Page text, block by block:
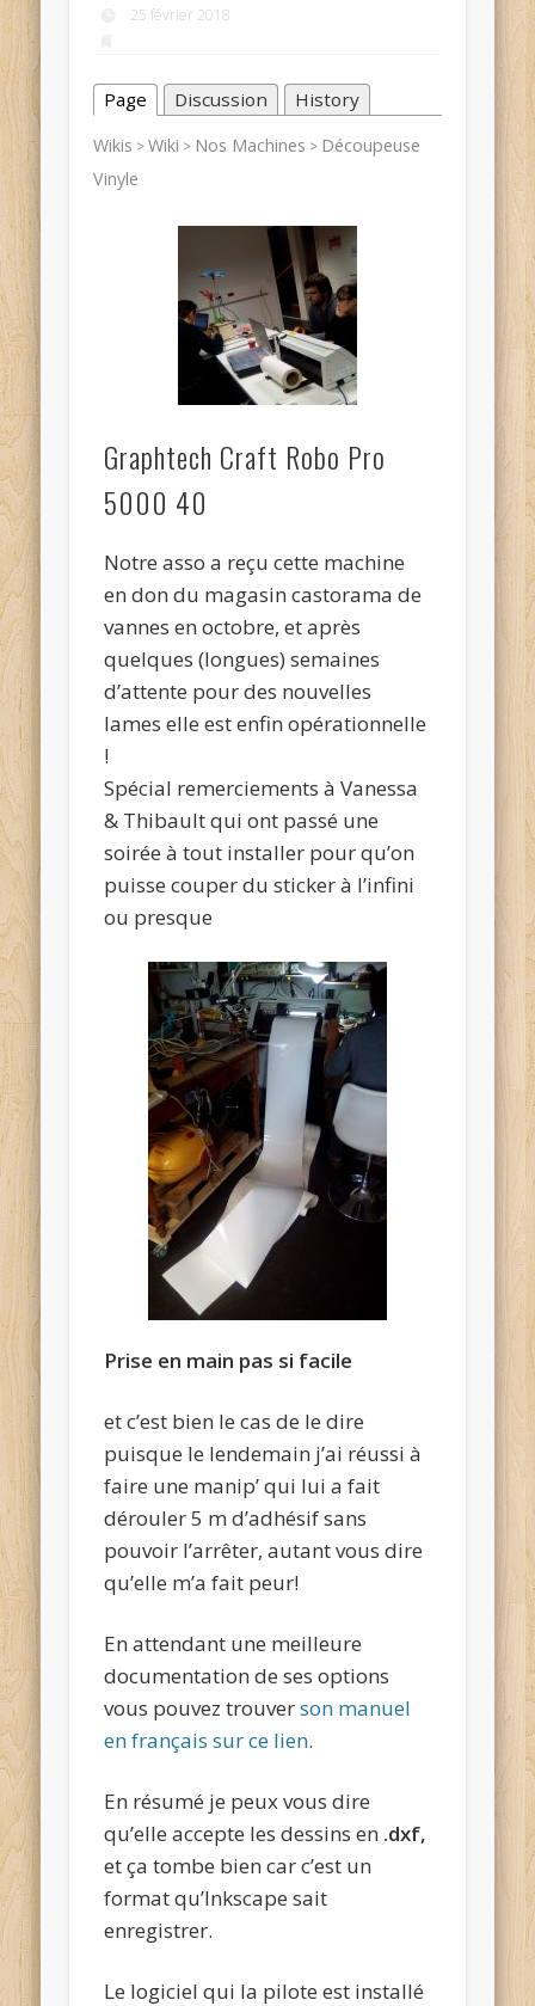
25 février 2018
Page Discussion History
Wikis >Wiki > Nos Machines > Découpeuse
Vinyle
Graphtech Craft Robo Pro
5000 40
Notre asso a reçu cette machine
en don du magasin castorama de
vannes en octobre, et après
quelques (longues) semaines
d’attente pour des nouvelles
lames elle est enfin opérationnelle
!
Spécial remerciements à Vanessa
& Thibault qui ont passé une
soirée à tout installer pour qu’on
puisse couper du sticker à l’infini
ou presque
Prise en main pas si facile
et c’est bien le cas de le dire
puisque le lendemain j’ai réussi à
faire une manip’ qui lui a fait
dérouler 5 m d’adhésif sans
pouvoir l’arrêter, autant vous dire
qu’elle m’a fait peur!
En attendant une meilleure
documentation de ses options
vous pouvez trouverson manuel
en français sur ce lien.
En résumé je peux vous dire
qu’elle accepte les dessins en .dxf,
et ça tombe bien car c’est un
format qu’Inkscape sait
enregistrer.
Le logiciel qui la pilote est installé